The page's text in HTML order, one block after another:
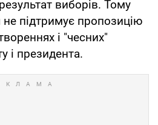
виборів. Тому
не підтримує пропозицію
і "чесних"
і президента.